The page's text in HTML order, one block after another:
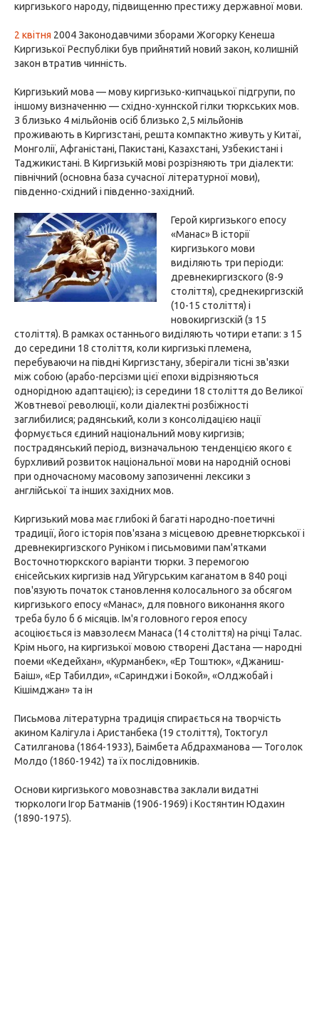
киргизького народу, підвищенню престижу державної мови.
2 квітня 2004 Законодавчими зборами Жогорку Кенеша
Киргизької Республіки був прийнятий новий закон, колишній
закон втратив чинність.
Киргизький мова — мову киргизько-кипчацької підгрупи, по
іншому визначенню — східно-хуннской гілки тюркських мов.
З близько 4 мільйонів осіб близько 2,5 мільйонів
проживають в Киргизстані, решта компактно живуть у Китаї,
Монголії, Афганістані, Пакистані, Казахстані, Узбекистані і
Таджикистані. В Киргизькій мові розрізняють три діалекти:
північний (основна база сучасної літературної мови),
південно-східний і південно-західний.
Герой киргизького епосу
«Манас» В історії
киргизького мови
виділяють три періоди:
древнекиргизского (8-9
століття), среднекиргизскій
(10-15 століття) і
новокиргизскій (з 15
століття). В рамках останнього виділяють чотири етапи: з 15
до середини 18 століття, коли киргизькі племена,
перебуваючи на півдні Киргизстану, зберігали тісні зв'язки
між собою (арабо-персізми цієї епохи відрізняються
однорідною адаптацією); із середини 18 століття до Великої
Жовтневої революції, коли діалектні розбіжності
заглибилися; радянський, коли з консолідацією нації
формується єдиний національний мову киргизів;
пострадянський період, визначальною тенденцією якого є
бурхливий розвиток національної мови на народній основі
при одночасному масовому запозиченні лексики з
англійської та інших західних мов.
Киргизький мова має глибокі й багаті народно-поетичні
традиції, його історія пов'язана з місцевою древнетюркської і
древнекиргизского Руніком і письмовими пам'ятками
Восточнотюркского варіанти тюрки. З перемогою
єнісейських киргизів над Уйгурським каганатом в 840 році
пов'язують початок становлення колосального за обсягом
киргизького епосу «Манас», для повного виконання якого
треба було б 6 місяців. Ім'я головного героя епосу
асоціюється із мавзолеєм Манаса (14 століття) на річці Талас.
Крім нього, на киргизької мовою створені Дастана — народні
поеми «Кедейхан», «Курманбек», «Ер Тоштюк», «Джаниш-
Баіш», «Ер Табилди», «Саринджи і Бокой», «Олджобай і
Кішімджан» та ін
Письмова літературна традиція спирається на творчість
акином Калігула і Аристанбека (19 століття), Токтогул
Сатилганова (1864-1933), Баімбета Абдрахманова — Тоголок
Молдо (1860-1942) та їх послідовників.
Основи киргизького мовознавства заклали видатні
тюркологи Ігор Батманів (1906-1969) і Костянтин Юдахин
(1890-1975).